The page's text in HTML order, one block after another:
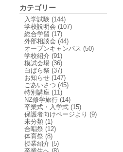
カテゴリー
入学試験 (144)
学校説明会 (107)
総合学習 (17)
外部相談会 (44)
オープンキャンパス (50)
学校紹介 (91)
模試会場 (36)
白ばら祭 (37)
お知らせ (147)
ごあいさつ (45)
特別講座 (11)
NZ修学旅行 (14)
卒業式・入学式 (15)
保護者向けページより (9)
未分類 (1)
合唱祭 (12)
体育祭 (8)
授業紹介 (5)